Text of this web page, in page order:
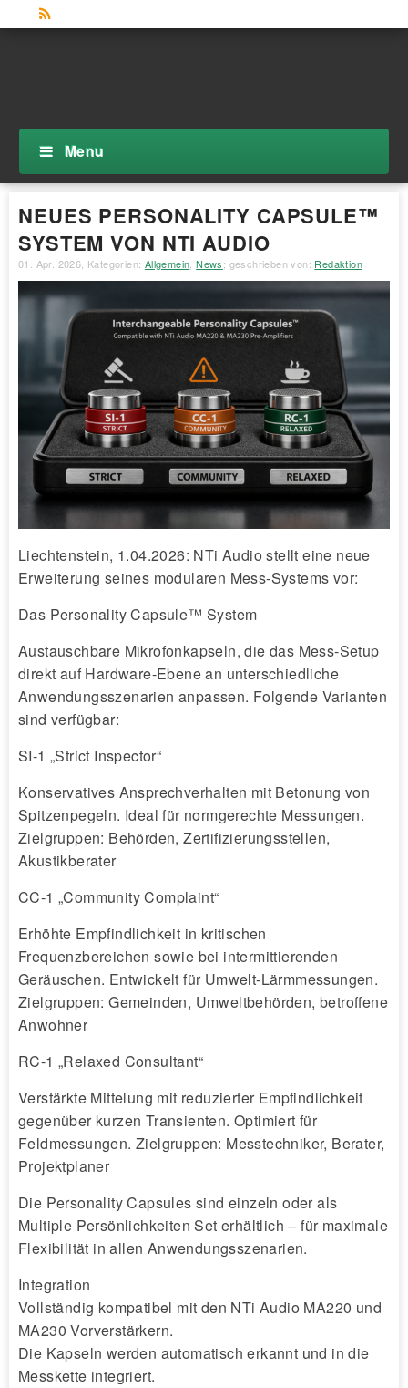
Menu
NEUES PERSONALITY CAPSULE™
SYSTEM VON NTI AUDIO
01. Apr. 2026 , Kategorien: Allgemein ,News; geschrieben von: Redaktion
Liechtenstein, 1.04.2026: NTi Audio stellt eine neue
Erweiterung seines modularen Mess-Systems vor:
Das Personality Capsule™ System
Austauschbare Mikrofonkapseln, die das Mess-Setup
direkt auf Hardware-Ebene an unterschiedliche
Anwendungsszenarien anpassen. Folgende Varianten
sind verfügbar:
SI-1 „Strict Inspector“
Konservatives Ansprechverhalten mit Betonung von
Spitzenpegeln. Ideal für normgerechte Messungen.
Zielgruppen: Behörden, Zertifizierungsstellen,
Akustikberater
CC-1 „Community Complaint“
Erhöhte Empfindlichkeit in kritischen
Frequenzbereichen sowie bei intermittierenden
Geräuschen. Entwickelt für Umwelt-Lärmmessungen.
Zielgruppen: Gemeinden, Umweltbehörden, betroffene
Anwohner
RC-1 „Relaxed Consultant“
Verstärkte Mittelung mit reduzierter Empfindlichkeit
gegenüber kurzen Transienten. Optimiert für
Feldmessungen. Zielgruppen: Messtechniker, Berater,
Projektplaner
Die Personality Capsules sind einzeln oder als
Multiple Persönlichkeiten Set erhältlich – für maximale
Flexibilität in allen Anwendungsszenarien.
Integration
Vollständig kompatibel mit den NTi Audio MA220 und
MA230 Vorverstärkern.
Die Kapseln werden automatisch erkannt und in die
Messkette integriert.